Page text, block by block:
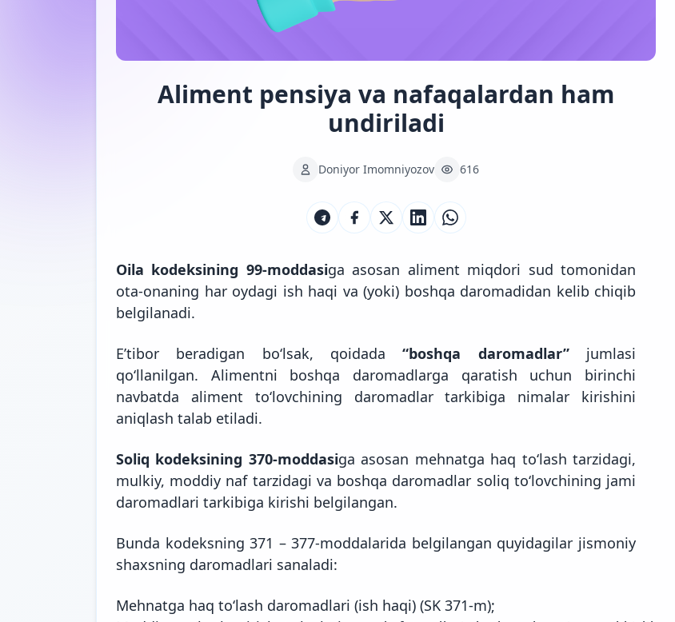
Aliment pensiya va nafaqalardan ham
undiriladi
Doniyor Imomniyozov 616
Oila kodeksining 99-moddasiga asosan aliment miqdori sud tomonidan
ota-onaning har oydagi ish haqi va (yoki) boshqa daromadidan kelib chiqib
belgilanadi.
E’tibor beradigan bo‘lsak, qoidada“boshqa daromadlar”jumlasi
qo‘llanilgan. Alimentni boshqa daromadlarga qaratish uchun birinchi
navbatda aliment to‘lovchining daromadlar tarkibiga nimalar kirishini
aniqlash talab etiladi.
Soliq kodeksining 370-moddasiga asosan mehnatga haq to‘lash tarzidagi,
mulkiy, moddiy naf tarzidagi va boshqa daromadlar soliq to‘lovchining jami
daromadlari tarkibiga kirishi belgilangan.
Bunda kodeksning 371 – 377-moddalarida belgilangan quyidagilar jismoniy
shaxsning daromadlari sanaladi:
Mehnatga haq to‘lash daromadlari (ish haqi) (SK 371-m);